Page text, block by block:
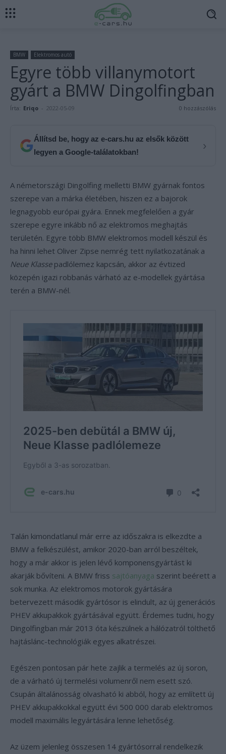
BMW Elektromos autó
Egyre több villanymotort
gyárt a BMW Dingolfingban
Írta: Eriqo - 2022-05-09 0 hozzászólás
Állítsd be, hogy az e-cars.hu az elsők között
legyen a Google-találatokban!
›
A németországi Dingolfing melletti BMW gyárnak fontos
szerepe van a márka életében, hiszen ez a bajorok
legnagyobb európai gyára. Ennek megfelelően a gyár
szerepe egyre inkább nő az elektromos meghajtás
területén. Egyre több BMW elektromos modell készül és
ha hinni lehet Oliver Zipse nemrég tett nyilatkozatának a
Neue Klassepadlólemez kapcsán, akkor az évtized
közepén igazi robbanás várható az e-modellek gyártása
terén a BMW-nél.
Talán kimondatlanul már erre az időszakra is elkezdte a
BMW a felkészülést, amikor 2020-ban arról beszéltek,
hogy a már akkor is jelen lévő komponensgyártást ki
akarják bővíteni. A BMW friss sajtóanyaga szerint beérett a
sok munka. Az elektromos motorok gyártására
betervezett második gyártósor is elindult, az új generációs
PHEV akkupakkok gyártásával együtt. Érdemes tudni, hogy
Dingolfingban már 2013 óta készülnek a hálózatról tölthető
hajtáslánc-technológiák egyes alkatrészei.
Egészen pontosan pár hete zajlik a termelés az új soron,
de a várható új termelési volumenről nem esett szó.
Csupán általánosság olvasható ki abból, hogy az említett új
PHEV akkupakkokkal együtt évi 500 000 darab elektromos
modell maximális legyártására lenne lehetőség.
Az üzem jelenleg összesen 14 gyártósorral rendelkezik